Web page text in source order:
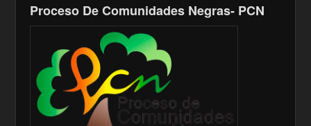
Proceso De Comunidades Negras- PCN